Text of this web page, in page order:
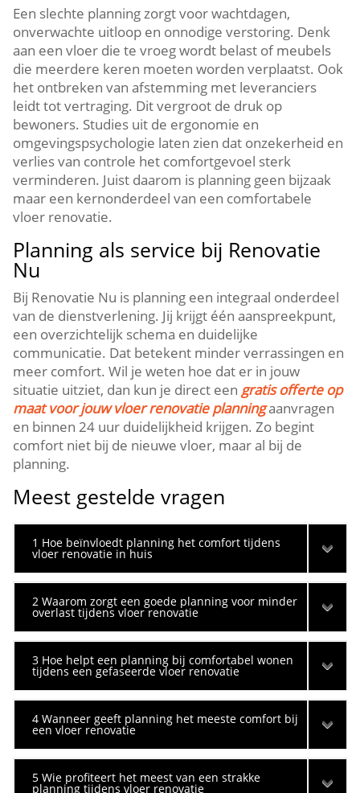
Een slechte planning zorgt voor wachtdagen,
onverwachte uitloop en onnodige verstoring.​ Denk
aan een vloer die te vroeg wordt belast of meubels
die meerdere keren moeten worden verplaatst.​ Ook
het ontbreken van afstemming met leveranciers
leidt tot vertraging.​ Dit vergroot de druk op
bewoners.​ Studies uit de ergonomie en
omgevingspsychologie laten zien dat onzekerheid en
verlies van controle het comfortgevoel sterk
verminderen.​ Juist daarom is planning geen bijzaak
maar een kernonderdeel van een comfortabele
vloer renovatie.​
Planning als service bij Renovatie
Nu
Bij Renovatie Nu is planning een integraal onderdeel
van de dienstverlening.​ Jij krijgt één aanspreekpunt,
een overzichtelijk schema en duidelijke
communicatie.​ Dat betekent minder verrassingen en
meer comfort.​ Wil je weten hoe dat er in jouw
situatie uitziet, dan kun je direct een gratis offerte op
maat voor jouw vloer renovatie planningaanvragen
en binnen 24 uur duidelijkheid krijgen.​ Zo begint
comfort niet bij de nieuwe vloer, maar al bij de
planning.​
Meest gestelde vragen
1 Hoe beïnvloedt planning het comfort tijdens
vloer renovatie in huis
2 Waarom zorgt een goede planning voor minder
overlast tijdens vloer renovatie
3 Hoe helpt een planning bij comfortabel wonen
tijdens een gefaseerde vloer renovatie
4 Wanneer geeft planning het meeste comfort bij
een vloer renovatie
5 Wie profiteert het meest van een strakke
planning tijdens vloer renovatie